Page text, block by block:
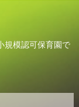
規模認可保育園で